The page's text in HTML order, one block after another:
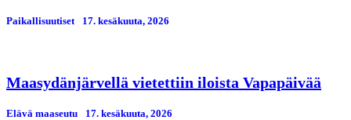
Paikallisuutiset 17. kesäkuuta, 2026
Maasydänjärvellä vietettiin iloista Vapapäivää
Elävä maaseutu 17. kesäkuuta, 2026